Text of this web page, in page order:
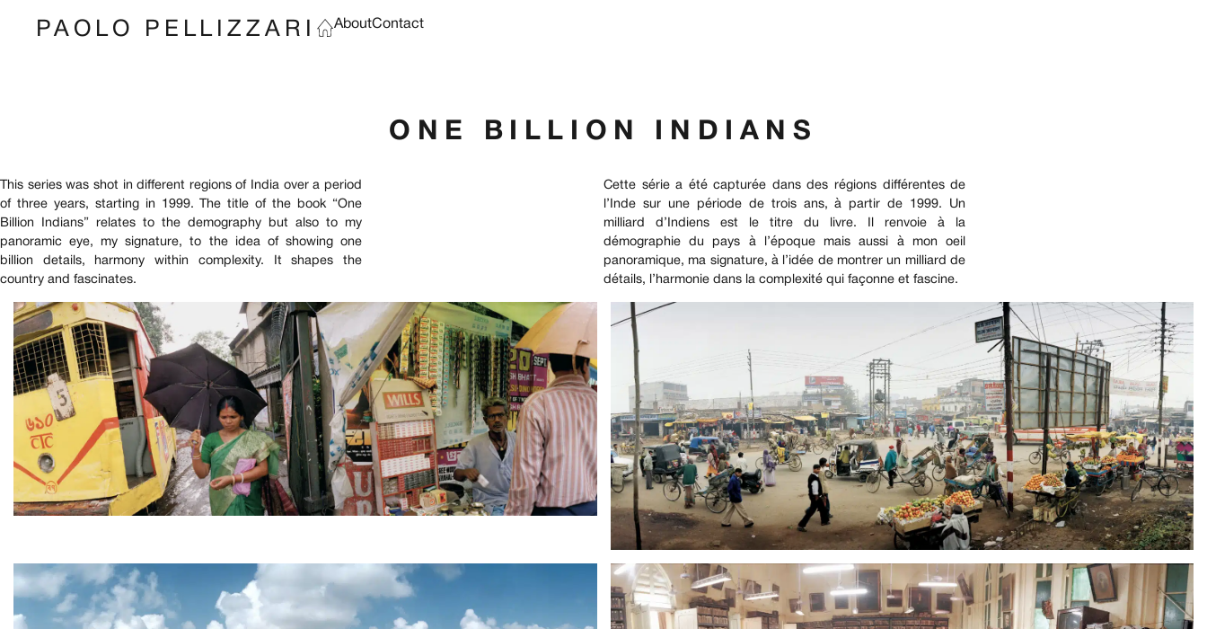
PAOLO PELLIZZARI AboutContact
ONE BILLION INDIANS
This series was shot in different regions of India over a period
of three years, starting in 1999. The title of the book “One
Billion Indians” relates to the demography but also to my
panoramic eye, my signature, to the idea of showing one
billion details, harmony within complexity. It shapes the
country and fascinates.
Cette série a été capturée dans des régions différentes de
l’Inde sur une période de trois ans, à partir de 1999. Un
milliard d’Indiens est le titre du livre. Il renvoie à la
démographie du pays à l’époque mais aussi à mon oeil
panoramique, ma signature, à l’idée de montrer un milliard de
détails, l’harmonie dans la complexité qui façonne et fascine.